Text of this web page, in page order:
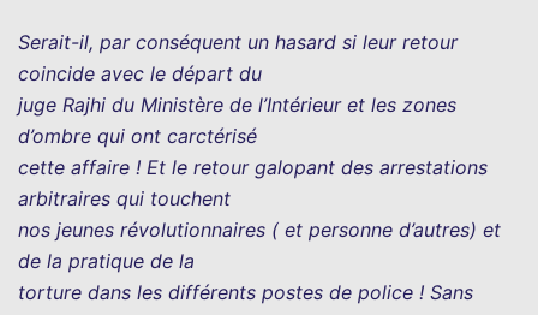
Serait-il, par conséquent un hasard si leur retour
coincide avec le départ du
juge Rajhi du Ministère de l’Intérieur et les zones
d’ombre qui ont carctérisé
cette affaire ! Et le retour galopant des arrestations
arbitraires qui touchent
nos jeunes révolutionnaires ( et personne d’autres) et
de la pratique de la
torture dans les différents postes de police ! Sans